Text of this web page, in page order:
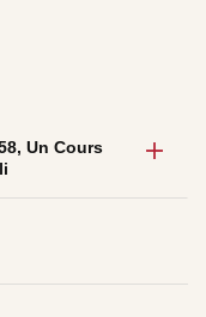
Un Cours